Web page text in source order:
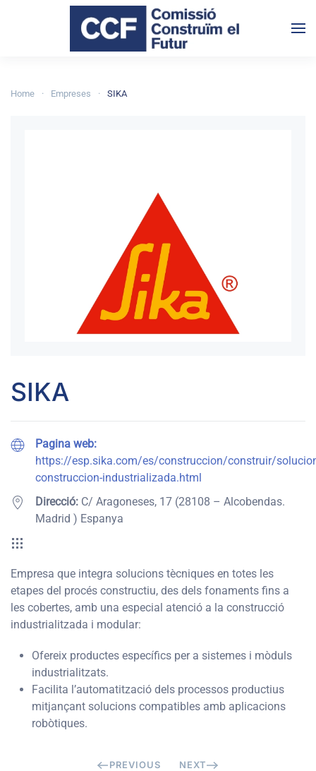
Skip to main content
Home Empreses SIKA
SIKA
Pagina web:
https://esp.sika.com/es/construccion/construir/
construccion-industrializada.html
Direcció: C/ Aragoneses, 17 (28108 – Alcobendas.
Madrid ) Espanya
Empresa que integra solucions tècniques en totes les
etapes del procés constructiu, des dels fonaments fins a
les cobertes, amb una especial atenció a la construcció
industrialitzada i modular:
Ofereix productes específics per a sistemes i mòduls
industrialitzats.
Facilita l’automatització dels processos productius
mitjançant solucions compatibles amb aplicacions
robòtiques.
PREVIOUS NEXT